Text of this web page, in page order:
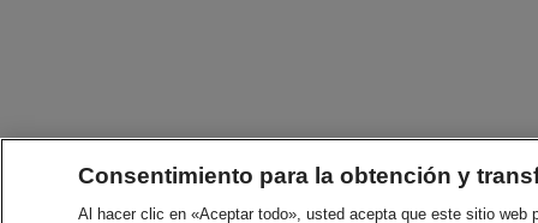
Consentimiento para la obtención y
Al hacer clic en «Aceptar todo», usted acepta que este sitio